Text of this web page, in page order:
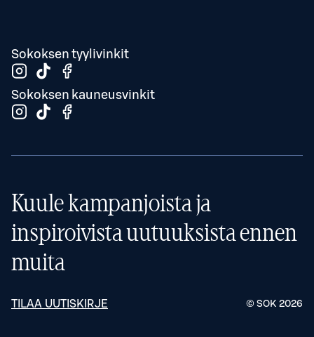
Sokoksen tyylivinkit
Sokoksen kauneusvinkit
Kuule kampanjoista ja
inspiroivista uutuuksista ennen
muita
TILAA UUTISKIRJE © SOK 2026